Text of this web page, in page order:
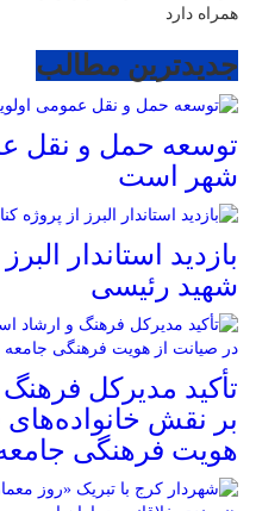
همراه دارد
جدیدترین مطالب
توسعه حمل و نقل
شهر است
بازدید استاندار
شهید رئیسی
تأکید مدیرکل فرهنگ
بر نقش خانواده‌های
هویت فرهنگی